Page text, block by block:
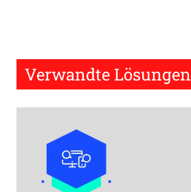
Verwandte Lösungen